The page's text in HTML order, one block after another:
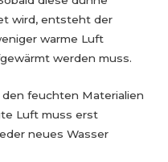
wird, entsteht der
warme Luft
werden muss.
feuchten Materialien
Luft muss erst
neues Wasser